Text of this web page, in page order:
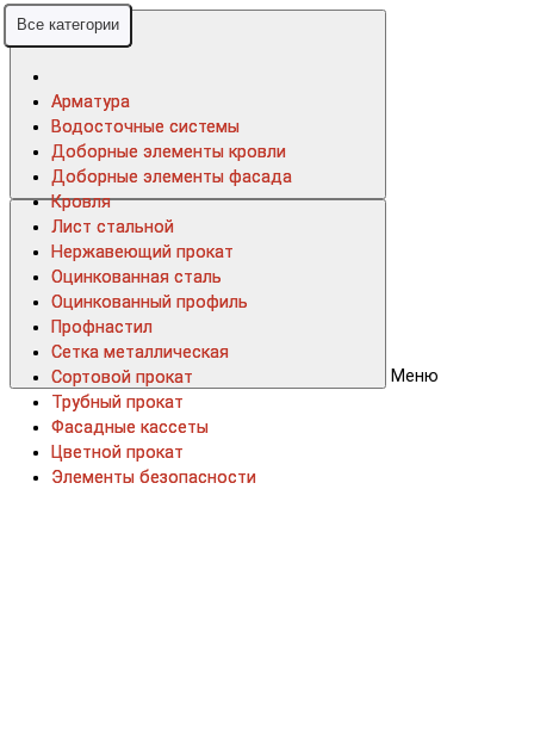
Меню
Все категории
Арматура
Водосточные системы
Доборные элементы кровли
Доборные элементы фасада
Кровля
Лист стальной
Нержавеющий прокат
Оцинкованная сталь
Оцинкованный профиль
Профнастил
Сетка металлическая
Сортовой прокат
Трубный прокат
Фасадные кассеты
Цветной прокат
Элементы безопасности
Все категории
Арматура
Водосточные системы
Доборные элементы кровли
Доборные элементы фасада
Кровля
Лист стальной
Нержавеющий прокат
Оцинкованная сталь
Оцинкованный профиль
Профнастил
Сетка металлическая
Сортовой прокат
Трубный прокат
Фасадные кассеты
Цветной прокат
Элементы безопасности